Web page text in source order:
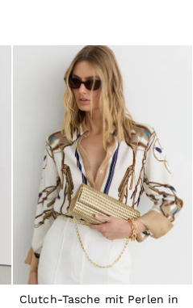
Clutch-Tasche mit Perlen in